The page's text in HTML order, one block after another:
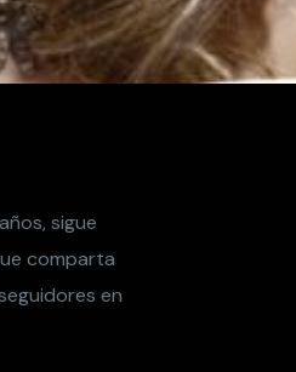
sigue
comparta
en